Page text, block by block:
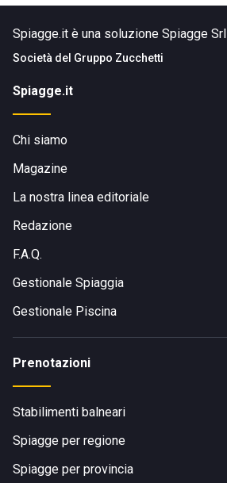
Spiagge.it è una soluzione Spiagge Srl
Società del Gruppo Zucchetti
Spiagge.it
Chi siamo
Magazine
La nostra linea editoriale
Redazione
F.A.Q.
Gestionale Spiaggia
Gestionale Piscina
Prenotazioni
Stabilimenti balneari
Spiagge per regione
Spiagge per provincia